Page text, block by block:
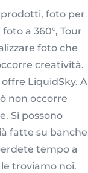
foto per
a 360°, Tour
foto che
creatività.
LiquidSky. A
non occorre
Si possono
fatte su banche
tempo a
troviamo noi.